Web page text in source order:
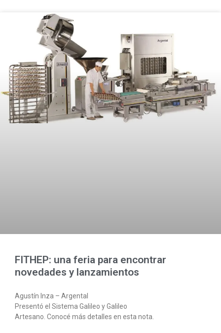
FITHEP: una feria para encontrar
novedades y lanzamientos
Agustín Inza – Argental
Presentó el Sistema Galileo y Galileo
Artesano. Conocé más detalles en esta nota.